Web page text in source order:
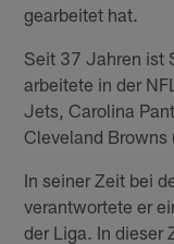
gearbeitet hat.
Seit 37 Jahren ist
arbeitete in der
Jets, Carolina
Cleveland Browns
In seiner Zeit bei
verantwortete er
der Liga. In dieser